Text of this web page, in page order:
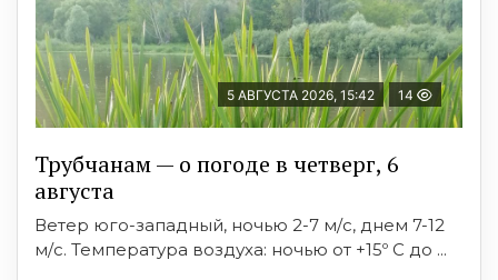
5 АВГУСТА 2026, 15:42 14
Трубчанам — о погоде в четверг, 6
августа
Ветер юго-западный, ночью 2-7 м/с, днем 7-12
м/с. Температура воздуха: ночью от +15º C до ...